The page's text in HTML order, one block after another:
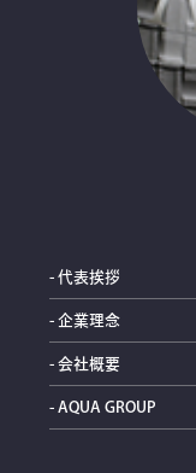
- 代表挨拶
- 企業理念
- 会社概要
- AQUA GROUP